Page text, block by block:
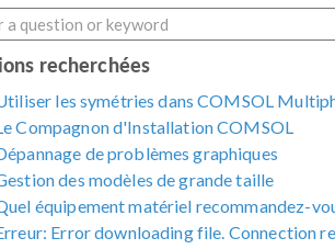
recherchées
les symétries dans COMSOL
Compagnon d'Installation COMSOL
de problèmes graphiques
des modèles de grande taille
équipement matériel recommandez-
Error downloading file. Connection